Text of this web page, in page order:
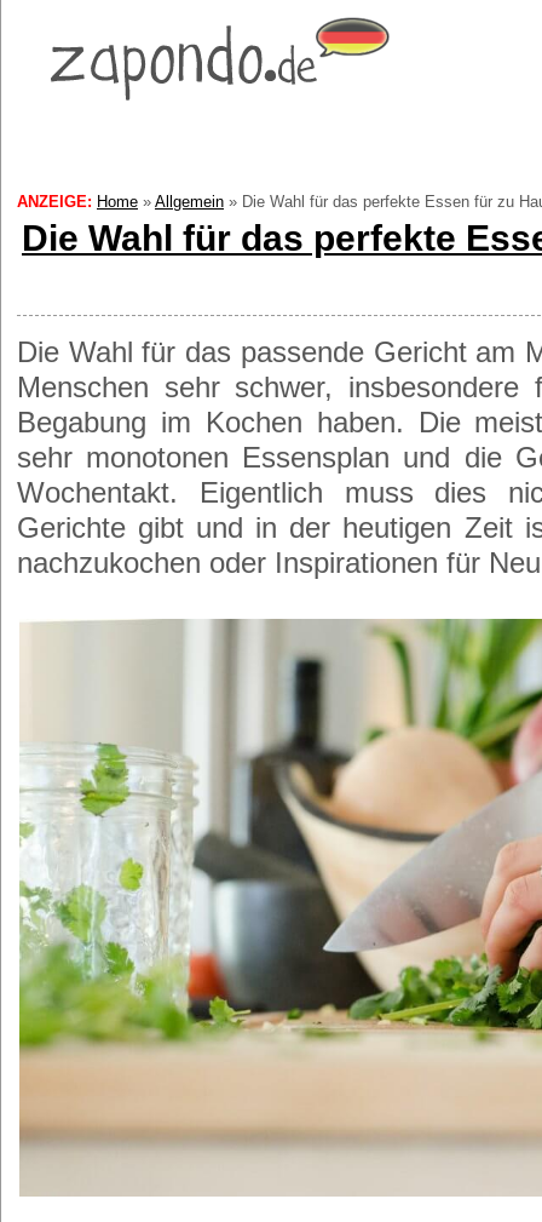
ANZEIGE: Home » Allgemein » Die Wahl für das perfekte Essen für zu
Die Wahl für das perfekte
Die Wahl für das passende Gericht am
Menschen sehr schwer,
Begabung im Kochen haben. Die
sehr monotonen Essensplan und die
Wochentakt. Eigentlich muss dies
Gerichte gibt und in der heutigen Zeit
nachzukochen oder Inspirationen für